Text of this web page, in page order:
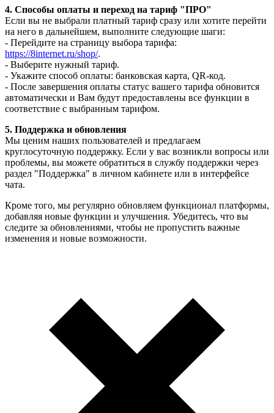
4. Способы оплаты и переход на тариф "ПРО"
Если вы не выбрали платный тариф сразу или хотите перейти
на него в дальнейшем, выполните следующие шаги:
- Перейдите на страницу выбора тарифа:
https://8internet.ru/shop/.
- Выберите нужный тариф.
- Укажите способ оплаты: банковская карта, QR-код.
- После завершения оплаты статус вашего тарифа обновится
автоматически и Вам будут предоставлены все функции в
соответствие с выбранным тарифом.
5. Поддержка и обновления
Мы ценим наших пользователей и предлагаем
круглосуточную поддержку. Если у вас возникли вопросы или
проблемы, вы можете обратиться в службу поддержки через
раздел "Поддержка" в личном кабинете или в интерфейсе
чата.
Кроме того, мы регулярно обновляем функционал платформы,
добавляя новые функции и улучшения. Убедитесь, что вы
следите за обновлениями, чтобы не пропустить важные
изменения и новые возможности.